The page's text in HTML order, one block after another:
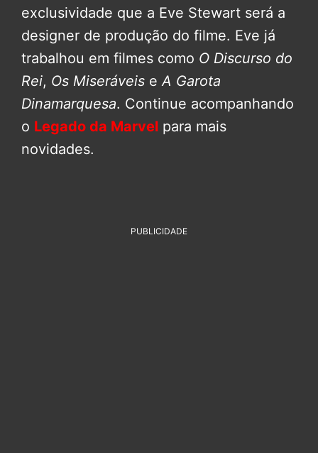
exclusividade que a Eve Stewart será a
designer de produção do filme. Eve já
trabalhou em filmes como O Discurso do
Rei, Os Miseráveis eA Garota
Dinamarquesa. Continue acompanhando
o Legado da Marvel para mais
novidades.
PUBLICIDADE